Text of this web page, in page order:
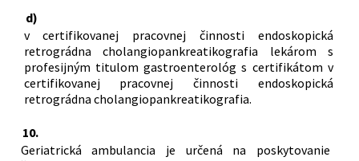
d)
v certifikovanej pracovnej činnosti endoskopická
retrográdna cholangiopankreatikografia lekárom s
profesijným titulom gastroenterológ s certifikátom v
certifikovanej pracovnej činnosti endoskopická
retrográdna cholangiopankreatikografia.
10.
Geriatrická ambulancia je určená na poskytovanie